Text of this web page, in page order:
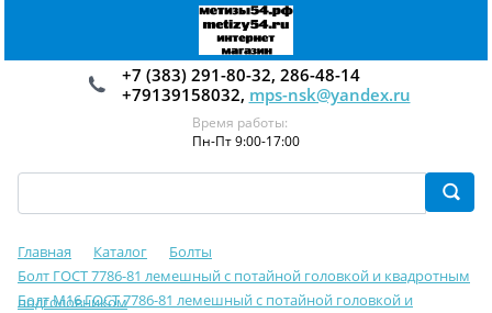
+7 (383) 291-80-32, 286-48-14
+79139158032, mps-nsk@yandex.ru
Время работы:
Пн-Пт 9:00-17:00
Главная Каталог
Болты
Болт ГОСТ 7786-81 лемешный c потайной головкой и квадротным
подголовником
Болт М16 ГОСТ 7786-81 лемешный c потайной головкой и